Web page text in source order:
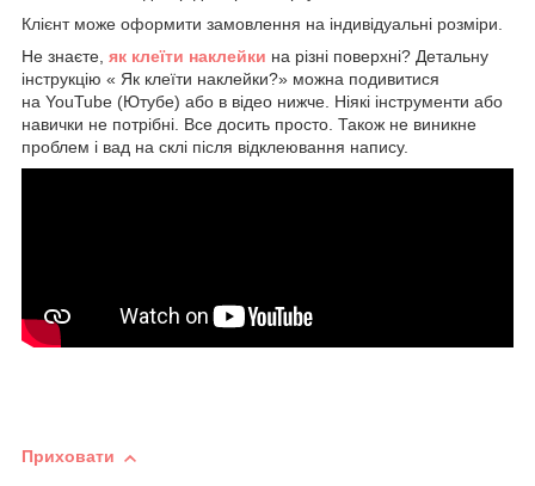
Клієнт може оформити замовлення на індивідуальні розміри.
Не знаєте, як клеїти наклейки на різні поверхні? Детальну
інструкцію « Як клеїти наклейки?» можна подивитися
на YouTube (Ютубе) або в відео нижче. Ніякі інструменти або
навички не потрібні. Все досить просто. Також не виникне
проблем і вад на склі після відклеювання напису.
Приховати